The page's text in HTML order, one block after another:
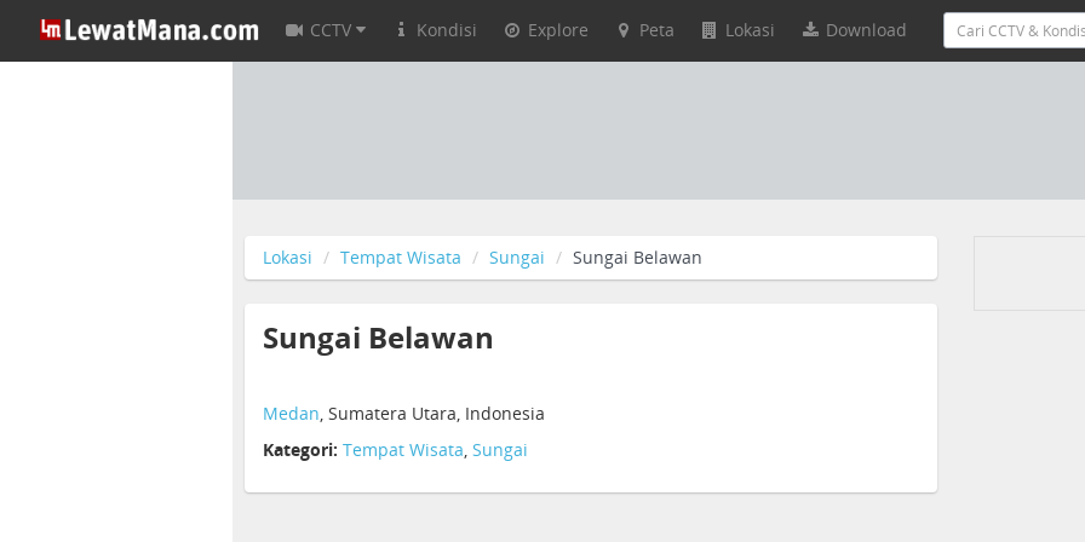
CCTV Kondisi Explore Peta Lokasi Download
Lokasi Tempat Wisata Sungai Sungai Belawan
Sungai Belawan
Medan, Sumatera Utara, Indonesia
Kategori: Tempat Wisata, Sungai